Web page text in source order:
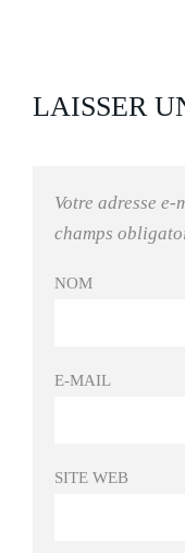
LAISSER
Votre adresse
champs
NOM
E-MAIL
SITE WEB